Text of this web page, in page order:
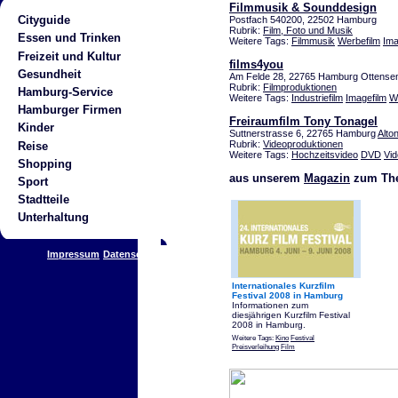
Cityguide
Essen und Trinken
Freizeit und Kultur
Gesundheit
Hamburg-Service
Hamburger Firmen
Kinder
Reise
Shopping
Sport
Stadtteile
Unterhaltung
Impressum Datenschutz
Filmmusik & Sounddesign
Postfach 540200, 22502 Hamburg
Rubrik: Film, Foto und Musik
Weitere Tags: Filmmusik Werbefilm
films4you
Am Felde 28, 22765 Hamburg
Rubrik: Filmproduktionen
Weitere Tags: Industriefilm Imagefilm
Freiraumfilm Tony Tonagel
Suttnerstrasse 6, 22765 Hamburg
Rubrik: Videoproduktionen
Weitere Tags: Hochzeitsvideo DVD
aus unserem Magazin zum
Internationales Kurzfilm
Festival 2008 in Hamburg
Informationen zum
diesjährigen Kurzfilm Festival
2008 in Hamburg.
Weitere Tags: Kino Festival
Preisverleihung Film